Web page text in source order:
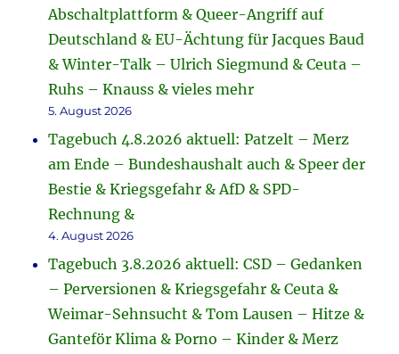
Abschaltplattform & Queer-Angriff auf
Deutschland & EU-Ächtung für Jacques Baud
& Winter-Talk – Ulrich Siegmund & Ceuta –
Ruhs – Knauss & vieles mehr
5. August 2026
Tagebuch 4.8.2026 aktuell: Patzelt – Merz
am Ende – Bundeshaushalt auch & Speer der
Bestie & Kriegsgefahr & AfD & SPD-
Rechnung &
4. August 2026
Tagebuch 3.8.2026 aktuell: CSD – Gedanken
– Perversionen & Kriegsgefahr & Ceuta &
Weimar-Sehnsucht & Tom Lausen – Hitze &
Ganteför Klima & Porno – Kinder & Merz